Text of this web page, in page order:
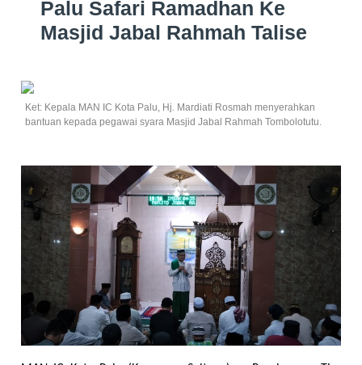
Palu Safari Ramadhan Ke
Masjid Jabal Rahmah Talise
Ket: Kepala MAN IC Kota Palu, Hj. Mardiati Rosmah menyerahkan
bantuan kepada pegawai syara Masjid Jabal Rahmah Tombolotutu.